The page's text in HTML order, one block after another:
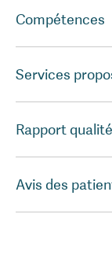
Compétences
Services
Rapport
Avis des